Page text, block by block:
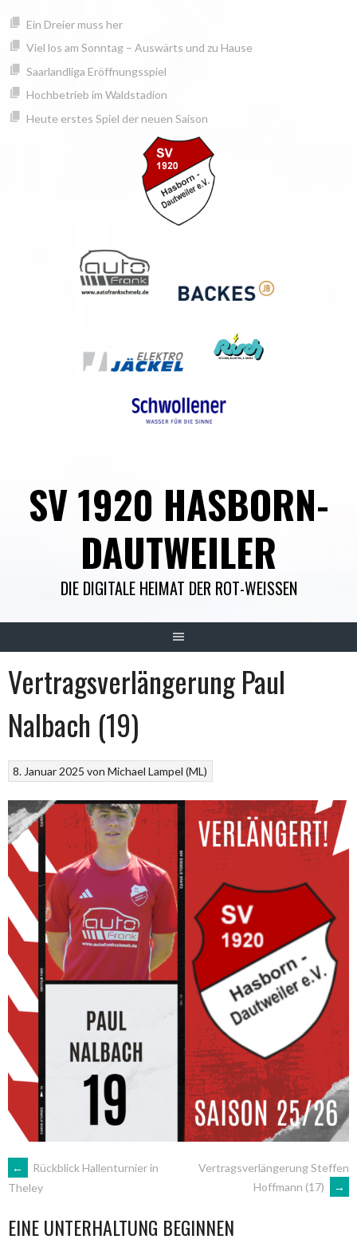
springen
zum
Inhalt
Ein Dreier muss her
Viel los am Sonntag – Auswärts und zu Hause
Saarlandliga Eröffnungsspiel
Hochbetrieb im Waldstadion
Heute erstes Spiel der neuen Saison
SV 1920 HASBORN-
DAUTWEILER
DIE DIGITALE HEIMAT DER ROT-WEISSEN
Vertragsverlängerung Paul
Nalbach (19)
8. Januar 2025 vonMichael Lampel (ML)
ARTIKEL-
NAVIGATION
←
Rückblick Hallenturnier in
Theley
Vertragsverlängerung Steffen
Hoffmann (17)
→
EINE UNTERHALTUNG BEGINNEN